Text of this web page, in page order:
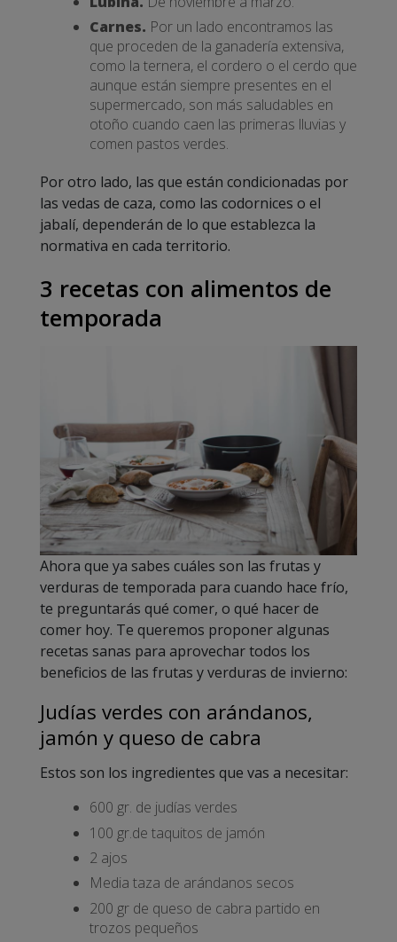
Carnes. Por un lado encontramos las
que proceden de la ganadería extensiva,
como la ternera, el cordero o el cerdo que
aunque están siempre presentes en el
supermercado, son más saludables en
otoño cuando caen las primeras lluvias y
comen pastos verdes.
Por otro lado, las que están condicionadas por
las vedas de caza, como las codornices o el
jabalí, dependerán de lo que establezca la
normativa en cada territorio.
3 recetas con alimentos de
temporada
Ahora que ya sabes cuáles son las frutas y
verduras de temporada para cuando hace frío,
te preguntarás qué comer, o qué hacer de
comer hoy. Te queremos proponer algunas
recetas sanas para aprovechar todos los
beneficios de las frutas y verduras de invierno:
Judías verdes con arándanos,
jamón y queso de cabra
Estos son los ingredientes que vas a necesitar:
600 gr. de judías verdes
100 gr.de taquitos de jamón
2 ajos
Media taza de arándanos secos
200 gr de queso de cabra partido en
trozos pequeños